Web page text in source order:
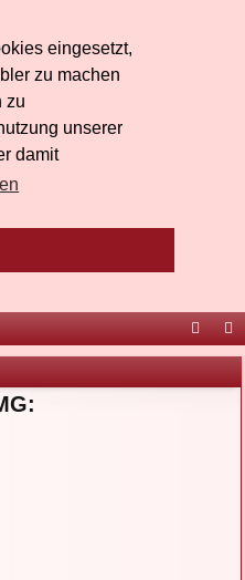
eingesetzt,
zu machen
zu
unserer
damit
ac ou